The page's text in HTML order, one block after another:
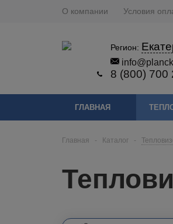
О компании Условия
Регион:
8 (800) 700
ГЛАВНАЯ
Главная - Каталог -